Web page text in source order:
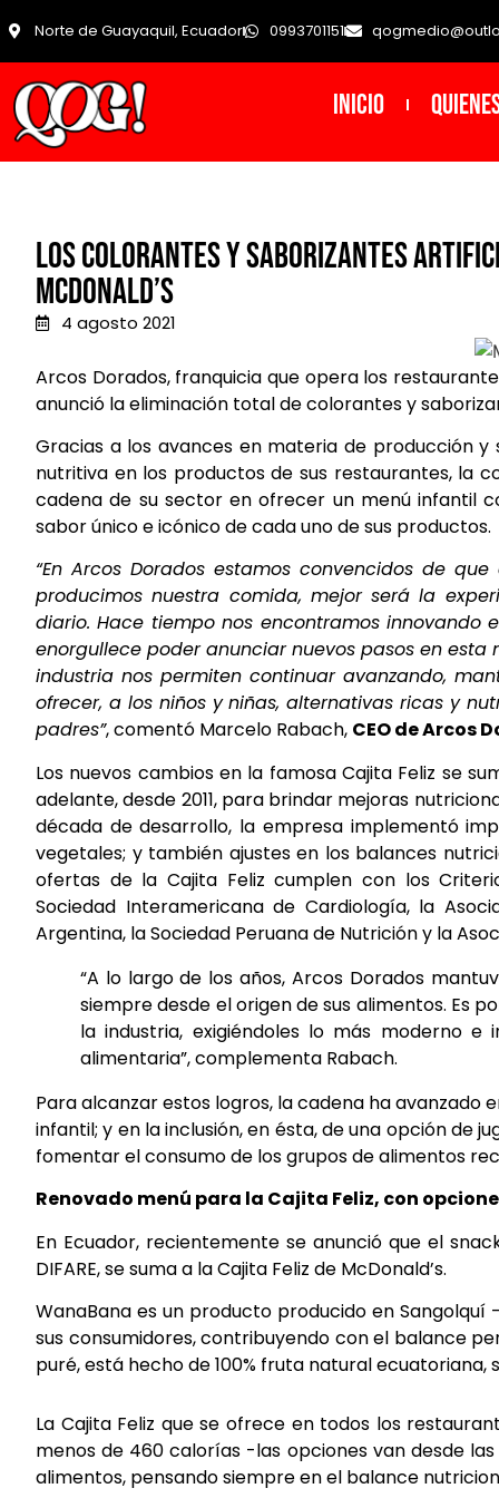
Norte de Guayaquil, Ecuador 0993701151
INICIO
Los colorantes y saborizantes
McDonald’s
4 agosto 2021
Arcos Dorados, franquicia que opera los
anunció la eliminación total de colorantes y
Gracias a los avances en materia de producción
nutritiva en los productos de sus restaurantes, la
cadena de su sector en ofrecer un menú infantil
sabor único e icónico de cada uno de sus productos.
“En Arcos Dorados estamos convencidos de
producimos nuestra comida, mejor será la
diario. Hace tiempo nos encontramos
enorgullece poder anunciar nuevos pasos en
industria nos permiten continuar avanzando,
ofrecer, a los niños y niñas, alternativas ricas y
padres”, comentó Marcelo Rabach, CEO de Arcos
Los nuevos cambios en la famosa Cajita Feliz se
adelante, desde 2011, para brindar mejoras
década de desarrollo, la empresa implementó
vegetales; y también ajustes en los balances
ofertas de la Cajita Feliz cumplen con los
Sociedad Interamericana de Cardiología, la
Argentina, la Sociedad Peruana de Nutrición y la
“A lo largo de los años, Arcos Dorados
siempre desde el origen de sus alimentos. Es
la industria, exigiéndoles lo más moderno
alimentaria”, complementa Rabach.
Para alcanzar estos logros, la cadena ha avanzado
infantil; y en la inclusión, en ésta, de una opción de
fomentar el consumo de los grupos de alimentos
Renovado menú para la Cajita Feliz, con
En Ecuador, recientemente se anunció que el
DIFARE, se suma a la Cajita Feliz de McDonald’s.
WanaBana es un producto producido en
sus consumidores, contribuyendo con el balance
puré, está hecho de 100% fruta natural
La Cajita Feliz que se ofrece en todos los
menos de 460 calorías -las opciones van desde
alimentos, pensando siempre en el balance